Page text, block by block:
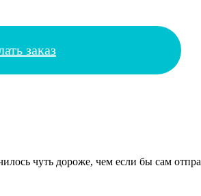
заказ
чуть дороже, чем если бы сам